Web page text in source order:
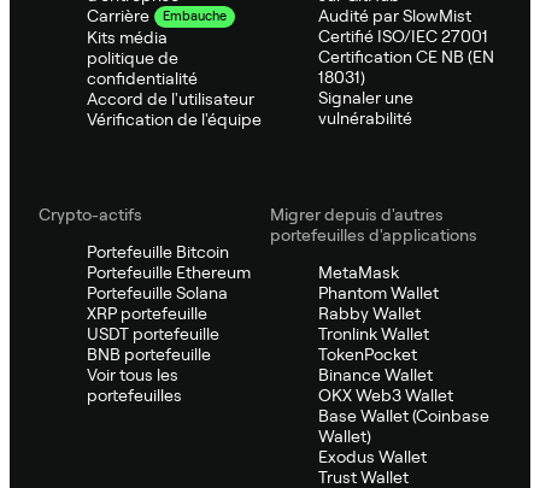
Carrière
Embauche
Kits média
politique de
confidentialité
Accord de l'utilisateur
Vérification de l'équipe
Audité par SlowMist
Certifié ISO/IEC 27001
Certification CE NB (EN
18031)
Signaler une
vulnérabilité
Crypto-actifs
Portefeuille Bitcoin
Portefeuille Ethereum
Portefeuille Solana
XRP portefeuille
USDT portefeuille
BNB portefeuille
Voir tous les
portefeuilles
Migrer depuis d'autres
portefeuilles d'applications
MetaMask
Phantom Wallet
Rabby Wallet
Tronlink Wallet
TokenPocket
Binance Wallet
OKX Web3 Wallet
Base Wallet (Coinbase
Wallet)
Exodus Wallet
Trust Wallet